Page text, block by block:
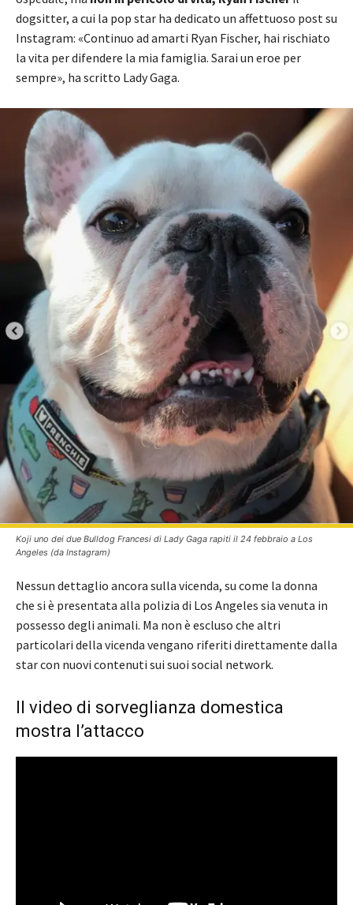
dogsitter, a cui la pop star ha dedicato un affettuoso post su
Instagram: «Continuo ad amarti Ryan Fischer, hai rischiato
la vita per difendere la mia famiglia. Sarai un eroe per
sempre», ha scritto Lady Gaga.
Koji uno dei due Bulldog Francesi di Lady Gaga rapiti il 24 febbraio a Los
Angeles (da Instagram)
Nessun dettaglio ancora sulla vicenda, su come la donna
che si è presentata alla polizia di Los Angeles sia venuta in
possesso degli animali. Ma non è escluso che altri
particolari della vicenda vengano riferiti direttamente dalla
star con nuovi contenuti sui suoi social network.
Il video di sorveglianza domestica
mostra l’attacco